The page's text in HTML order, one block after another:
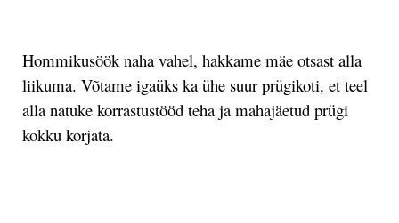
Hommikusöök naha vahel, hakkame mäe otsast alla
liikuma. Võtame igaüks ka ühe suur prügikoti, et teel
alla natuke korrastustööd teha ja mahajäetud prügi
kokku korjata.